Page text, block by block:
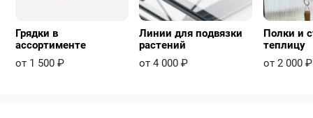
Грядки в
ассортименте
от 1 500 ₽
Линии для подвязки
растений
от 4 000 ₽
Полки и
теплицу
от 2 000 ₽